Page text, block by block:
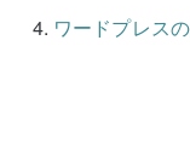
ワードプレス